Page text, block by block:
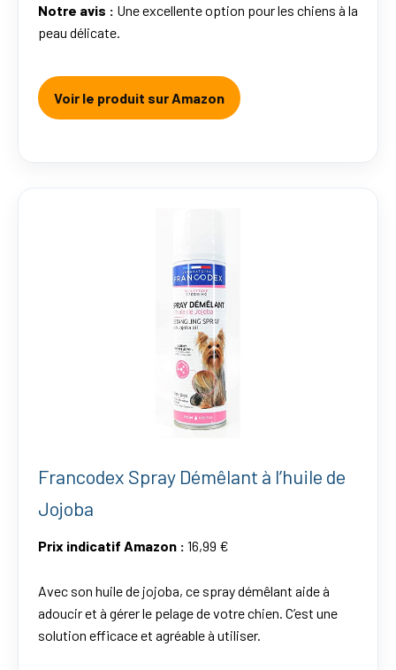
Notre avis : Une excellente option pour les chiens à la
peau délicate.
Voir le produit sur Amazon
Francodex Spray Démêlant à l’huile de
Jojoba
Prix indicatif Amazon : 16,99 €
Avec son huile de jojoba, ce spray démêlant aide à
adoucir et à gérer le pelage de votre chien. C’est une
solution efficace et agréable à utiliser.